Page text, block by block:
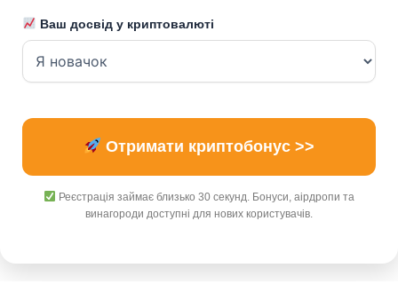
Ваш досвід у криптовалюті
Отримати криптобонус >>
Реєстрація займає близько 30 секунд. Бонуси, аірдропи та
винагороди доступні для нових користувачів.